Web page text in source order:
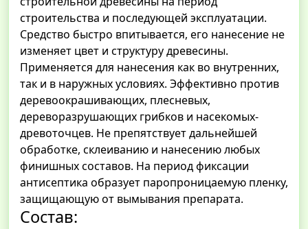
строительства и последующей эксплуатации.
Средство быстро впитывается, его нанесение не
изменяет цвет и структуру древесины.
Применяется для нанесения как во внутренних,
так и в наружных условиях. Эффективно против
деревоокрашивающих, плесневых,
дереворазрушающих грибков и насекомых-
древоточцев. Не препятствует дальнейшей
обработке, склеиванию и нанесению любых
финишных составов. На период фиксации
антисептика образует паропроницаемую пленку,
защищающую от вымывания препарата.
Состав: